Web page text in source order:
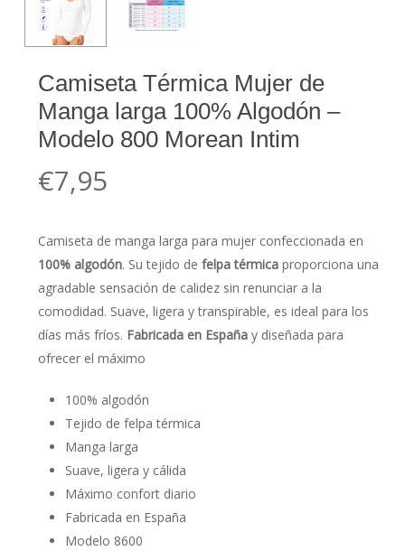
Camiseta Térmica Mujer de
Manga larga 100% Algodón –
Modelo 800 Morean Intim
€7,95
Camiseta de manga larga para mujer confeccionada en
100% algodón. Su tejido de felpa térmicaproporciona una
agradable sensación de calidez sin renunciar a la
comodidad. Suave, ligera y transpirable, es ideal para los
días más fríos. Fabricada en Españay diseñada para
ofrecer el máximo
100% algodón
Tejido de felpa térmica
Manga larga
Suave, ligera y cálida
Máximo confort diario
Fabricada en España
Modelo 8600